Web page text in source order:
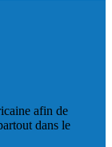
afin de
dans le